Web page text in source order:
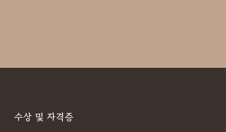
수상 및 자격증